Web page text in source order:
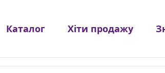
Каталог Хіти продажу